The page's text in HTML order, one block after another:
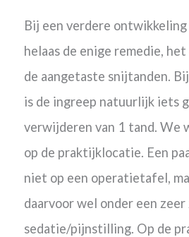
Bij een verdere ontwikkeling
helaas de enige remedie,
de aangetaste snijtanden.
is de ingreep natuurlijk iets
verwijderen van 1 tand. We
op de praktijklocatie. Een
niet op een operatietafel,
daarvoor wel onder een zeer
sedatie/pijnstilling. Op de